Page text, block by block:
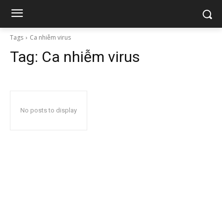
Tags Ca nhiễm virus
Tag: Ca nhiễm virus
No posts to display